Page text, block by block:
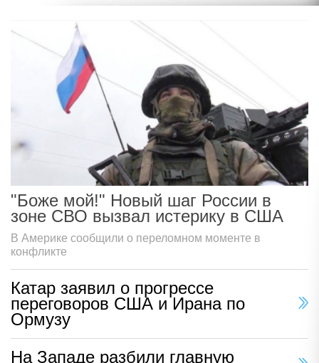
"Боже мой!" Новый шаг России в
зоне СВО вызвал истерику в США
В Америке сообщили о переломном моменте в
конфликте
Катар заявил о прогрессе
переговоров США и Ирана по
Ормузу
На Западе разбили главную